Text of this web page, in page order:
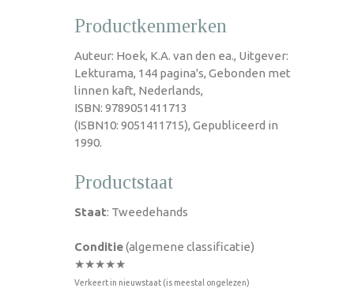
Productkenmerken
Auteur: Hoek, K.A. van den ea., Uitgever:
Lekturama, 144 pagina's, Gebonden met
linnen kaft, Nederlands,
ISBN: 9789051411713
(ISBN10: 9051411715), Gepubliceerd in
1990.
Productstaat
Staat: Tweedehands
Conditie(algemene classificatie)
★★★★★
Verkeert in nieuwstaat (is meestal ongelezen)